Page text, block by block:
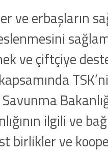
ve erbaşların
ve çiftçiye
ilgili ve
birlikler ve